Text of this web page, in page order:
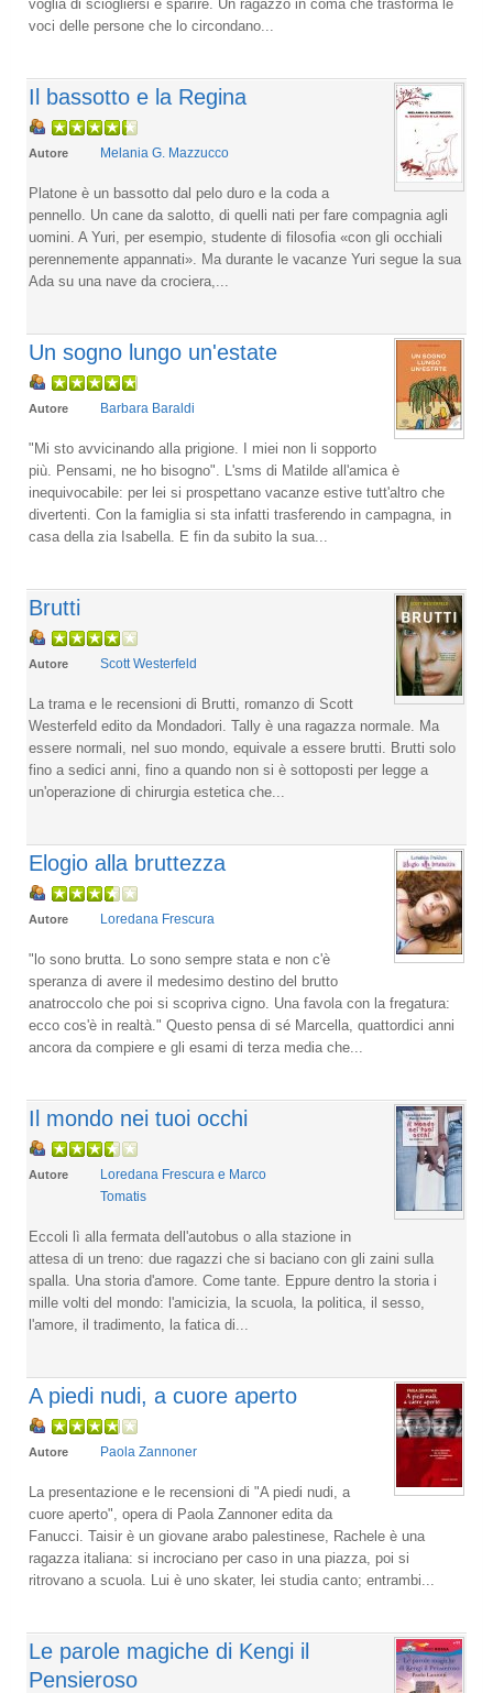
voglia di sciogliersi e sparire. Un ragazzo in coma che trasforma le
voci delle persone che lo circondano...
Il bassotto e la Regina
Autore Melania G. Mazzucco
Platone è un bassotto dal pelo duro e la coda a
pennello. Un cane da salotto, di quelli nati per fare compagnia agli
uomini. A Yuri, per esempio, studente di filosofia «con gli occhiali
perennemente appannati». Ma durante le vacanze Yuri segue la sua
Ada su una nave da crociera,...
Un sogno lungo un'estate
Autore Barbara Baraldi
"Mi sto avvicinando alla prigione. I miei non li sopporto
più. Pensami, ne ho bisogno". L'sms di Matilde all'amica è
inequivocabile: per lei si prospettano vacanze estive tutt'altro che
divertenti. Con la famiglia si sta infatti trasferendo in campagna, in
casa della zia Isabella. E fin da subito la sua...
Brutti
Autore Scott Westerfeld
La trama e le recensioni di Brutti, romanzo di Scott
Westerfeld edito da Mondadori. Tally è una ragazza normale. Ma
essere normali, nel suo mondo, equivale a essere brutti. Brutti solo
fino a sedici anni, fino a quando non si è sottoposti per legge a
un'operazione di chirurgia estetica che...
Elogio alla bruttezza
Autore Loredana Frescura
"lo sono brutta. Lo sono sempre stata e non c'è
speranza di avere il medesimo destino del brutto
anatroccolo che poi si scopriva cigno. Una favola con la fregatura:
ecco cos'è in realtà." Questo pensa di sé Marcella, quattordici anni
ancora da compiere e gli esami di terza media che...
Il mondo nei tuoi occhi
Autore
Loredana Frescura e Marco
Tomatis
Eccoli lì alla fermata dell'autobus o alla stazione in
attesa di un treno: due ragazzi che si baciano con gli zaini sulla
spalla. Una storia d'amore. Come tante. Eppure dentro la storia i
mille volti del mondo: l'amicizia, la scuola, la politica, il sesso,
l'amore, il tradimento, la fatica di...
A piedi nudi, a cuore aperto
Autore Paola Zannoner
La presentazione e le recensioni di "A piedi nudi, a
cuore aperto", opera di Paola Zannoner edita da
Fanucci. Taisir è un giovane arabo palestinese, Rachele è una
ragazza italiana: si incrociano per caso in una piazza, poi si
ritrovano a scuola. Lui è uno skater, lei studia canto; entrambi...
Le parole magiche di Kengi il
Pensieroso